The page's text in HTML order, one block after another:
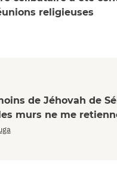
religieuses
de Jéhovah de
murs ne me